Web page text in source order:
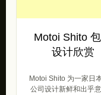
Motoi Shito
设计欣赏
Motoi Shito 为一家日
公司设计新鲜和出乎